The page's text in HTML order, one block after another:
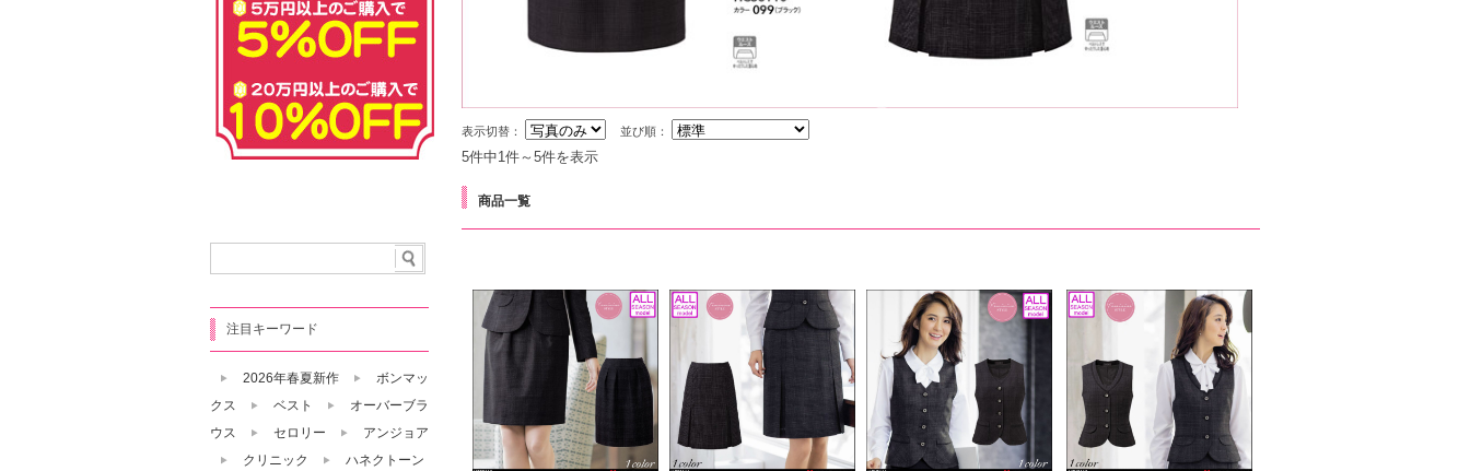
表示切替： 並び順：
5件中1件～5件を表示
商品一覧
注目キーワード
2026年春夏新作
ボンマッ
クス
ベスト
オーバーブラ
ウス
セロリー
アンジョア
クリニック
ハネクトーン